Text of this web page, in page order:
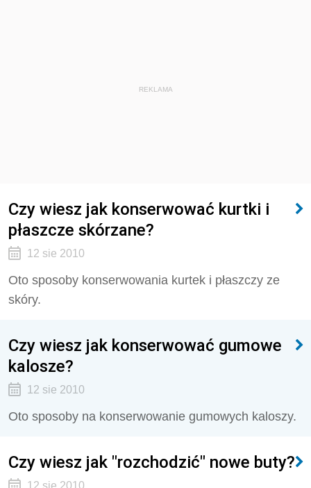
REKLAMA
Czy wiesz jak konserwować kurtki i
płaszcze skórzane?
12 sie 2010
Oto sposoby konserwowania kurtek i płaszczy ze
skóry.
Czy wiesz jak konserwować gumowe
kalosze?
12 sie 2010
Oto sposoby na konserwowanie gumowych kaloszy.
Czy wiesz jak "rozchodzić" nowe buty?
12 sie 2010